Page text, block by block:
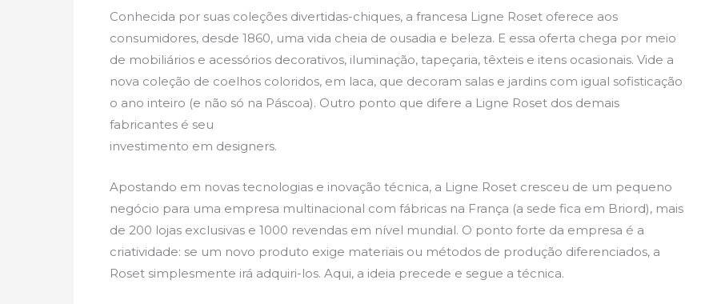
Conhecida por suas coleções divertidas-chiques, a francesa Ligne Roset oferece aos
consumidores, desde 1860, uma vida cheia de ousadia e beleza. E essa oferta chega por meio
de mobiliários e acessórios decorativos, iluminação, tapeçaria, têxteis e itens ocasionais. Vide a
nova coleção de coelhos coloridos, em laca, que decoram salas e jardins com igual sofisticação
o ano inteiro (e não só na Páscoa). Outro ponto que difere a Ligne Roset dos demais
fabricantes é seu
investimento em designers.
Apostando em novas tecnologias e inovação técnica, a Ligne Roset cresceu de um pequeno
negócio para uma empresa multinacional com fábricas na França (a sede fica em Briord), mais
de 200 lojas exclusivas e 1000 revendas em nível mundial. O ponto forte da empresa é a
criatividade: se um novo produto exige materiais ou métodos de produção diferenciados, a
Roset simplesmente irá adquiri-los. Aqui, a ideia precede e segue a técnica.